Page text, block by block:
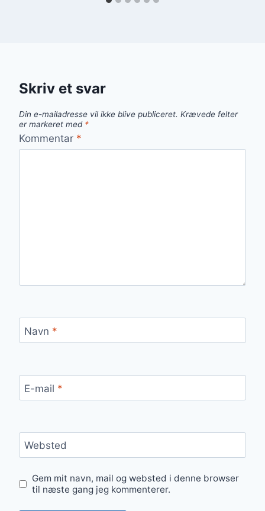
Skriv et svar
Din e-mailadresse vil ikke blive publiceret. Krævede felter
er markeret med *
Kommentar *
Navn *
E-mail *
Websted
Gem mit navn, mail og websted i denne browser
til næste gang jeg kommenterer.